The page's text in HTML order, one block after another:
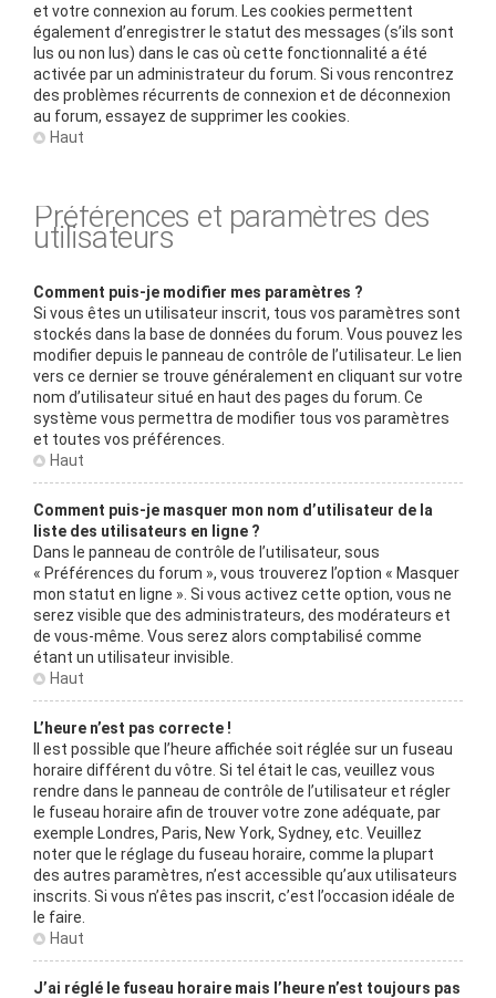
et votre connexion au forum. Les cookies permettent
également d’enregistrer le statut des messages (s’ils sont
lus ou non lus) dans le cas où cette fonctionnalité a été
activée par un administrateur du forum. Si vous rencontrez
des problèmes récurrents de connexion et de déconnexion
au forum, essayez de supprimer les cookies.
Haut
Préférences et paramètres des
utilisateurs
Comment puis-je modifier mes paramètres ?
Si vous êtes un utilisateur inscrit, tous vos paramètres sont
stockés dans la base de données du forum. Vous pouvez les
modifier depuis le panneau de contrôle de l’utilisateur. Le lien
vers ce dernier se trouve généralement en cliquant sur votre
nom d’utilisateur situé en haut des pages du forum. Ce
système vous permettra de modifier tous vos paramètres
et toutes vos préférences.
Haut
Comment puis-je masquer mon nom d’utilisateur de la
liste des utilisateurs en ligne ?
Dans le panneau de contrôle de l’utilisateur, sous
« Préférences du forum », vous trouverez l’option « Masquer
mon statut en ligne ». Si vous activez cette option, vous ne
serez visible que des administrateurs, des modérateurs et
de vous-même. Vous serez alors comptabilisé comme
étant un utilisateur invisible.
Haut
L’heure n’est pas correcte !
Il est possible que l’heure affichée soit réglée sur un fuseau
horaire différent du vôtre. Si tel était le cas, veuillez vous
rendre dans le panneau de contrôle de l’utilisateur et régler
le fuseau horaire afin de trouver votre zone adéquate, par
exemple Londres, Paris, New York, Sydney, etc. Veuillez
noter que le réglage du fuseau horaire, comme la plupart
des autres paramètres, n’est accessible qu’aux utilisateurs
inscrits. Si vous n’êtes pas inscrit, c’est l’occasion idéale de
le faire.
Haut
J’ai réglé le fuseau horaire mais l’heure n’est toujours pas